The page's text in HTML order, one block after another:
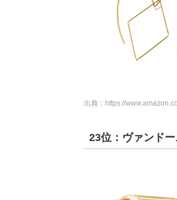
出典： https://
23位：ヴァンド